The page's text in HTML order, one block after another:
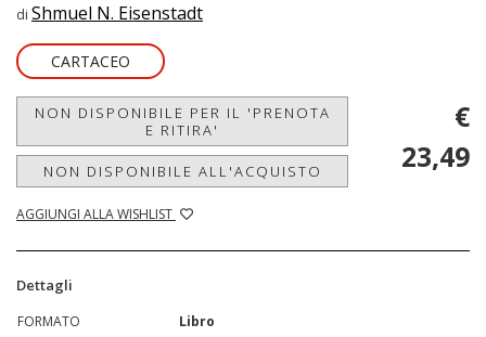
di Shmuel N. Eisenstadt
CARTACEO
NON DISPONIBILE PER IL 'PRENOTA
E RITIRA'
NON DISPONIBILE ALL'ACQUISTO
AGGIUNGI ALLA WISHLIST
€
23,49
Dettagli
FORMATO
Libro